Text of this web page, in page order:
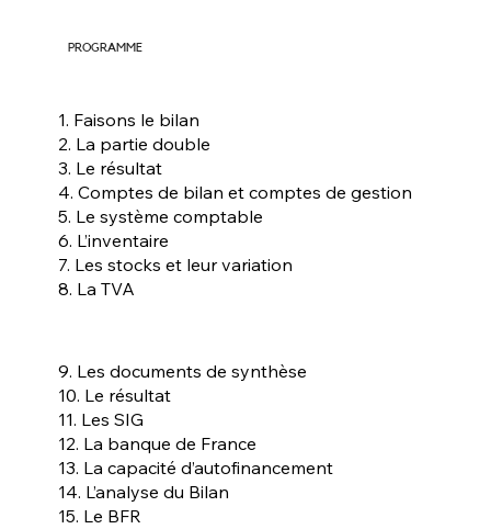
1. Faisons le bilan
2. La partie double
3. Le résultat
4. Comptes de bilan et comptes de gestion
5. Le système comptable
6. L’inventaire
7. Les stocks et leur variation
8. La TVA
9. Les documents de synthèse
10. Le résultat
11. Les SIG
12. La banque de France
13. La capacité d’autofinancement
14. L’analyse du Bilan
15. Le BFR
PROGRAMME